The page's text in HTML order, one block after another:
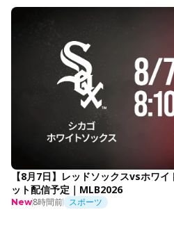
【8月7日】レッドソックスvsホワ
ット配信予定｜MLB2026
New8時間前 スポーツ